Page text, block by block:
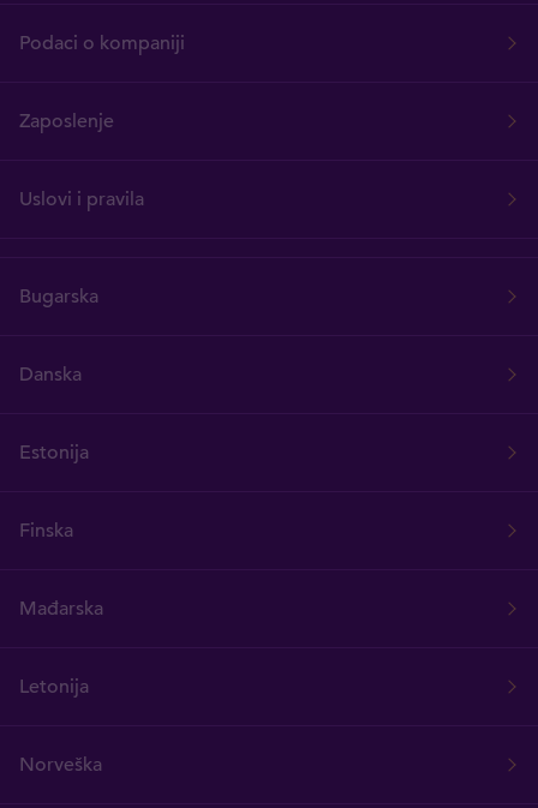
Podaci o kompaniji
Zaposlenje
Uslovi i pravila
Bugarska
Danska
Estonija
Finska
Mađarska
Letonija
Norveška